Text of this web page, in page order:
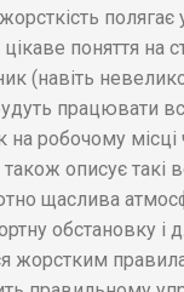
полягає
поняття на
(навіть
працювати
робочому місці
описує такі
щаслива
обстановку і
жорстким